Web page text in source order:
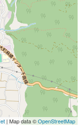
| Map data ©OpenStreetMap